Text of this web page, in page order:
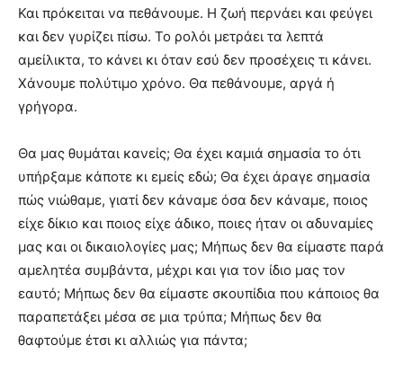
Και πρόκειται να πεθάνουμε. Η ζωή περνάει και φεύγει
και δεν γυρίζει πίσω. Το ρολόι μετράει τα λεπτά
αμείλικτα, το κάνει κι όταν εσύ δεν προσέχεις τι κάνει.
Χάνουμε πολύτιμο χρόνο. Θα πεθάνουμε, αργά ή
γρήγορα.
Θα μας θυμάται κανείς; Θα έχει καμιά σημασία το ότι
υπήρξαμε κάποτε κι εμείς εδώ; Θα έχει άραγε σημασία
πώς νιώθαμε, γιατί δεν κάναμε όσα δεν κάναμε, ποιος
είχε δίκιο και ποιος είχε άδικο, ποιες ήταν οι αδυναμίες
μας και οι δικαιολογίες μας; Μήπως δεν θα είμαστε παρά
αμελητέα συμβάντα, μέχρι και για τον ίδιο μας τον
εαυτό; Μήπως δεν θα είμαστε σκουπίδια που κάποιος θα
παραπετάξει μέσα σε μια τρύπα; Μήπως δεν θα
θαφτούμε έτσι κι αλλιώς για πάντα;